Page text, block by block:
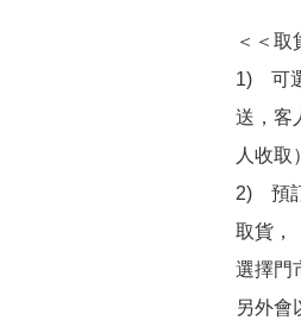
＜＜取
1)　可
送，客
人收取
2)　預
取貨，
選擇門
另外會